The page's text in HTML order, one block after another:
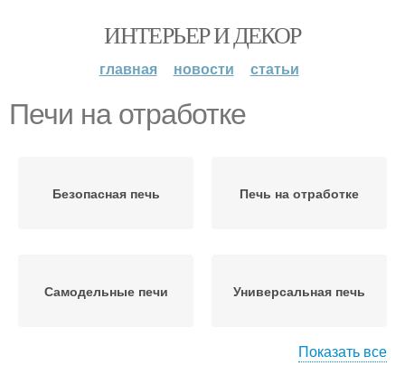
ИНТЕРЬЕР И ДЕКОР
главная новости статьи
Печи на отработке
Безопасная печь Печь на отработке
Самодельные печи Универсальная печь
Показать все